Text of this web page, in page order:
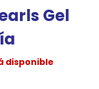
Gel
disponible